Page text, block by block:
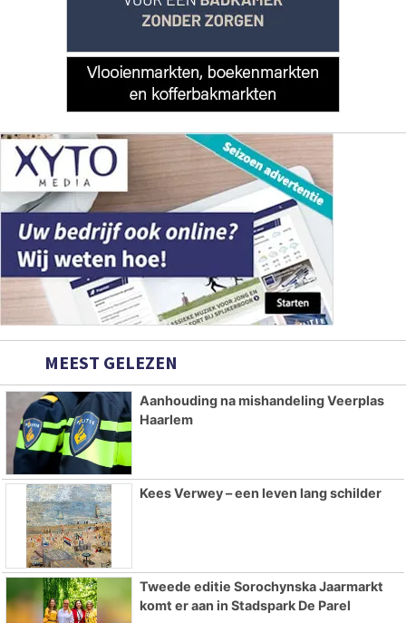
MEEST GELEZEN
Aanhouding na mishandeling Veerplas
Haarlem
Kees Verwey – een leven lang schilder
Tweede editie Sorochynska Jaarmarkt
komt er aan in Stadspark De Parel